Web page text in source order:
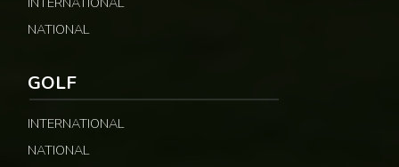
NATIONAL
GOLF
INTERNATIONAL
NATIONAL